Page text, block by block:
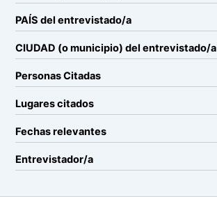
PAÍS del entrevistado/a
CIUDAD (o municipio) del entrevistado/a
Personas Citadas
Lugares citados
Fechas relevantes
Entrevistador/a